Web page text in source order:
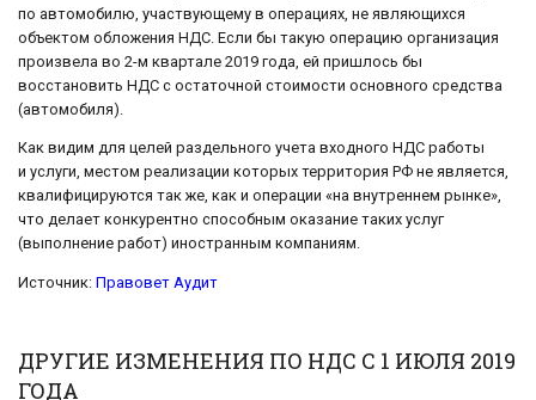
по автомобилю, участвующему в операциях, не являющихся
объектом обложения НДС. Если бы такую операцию организация
произвела во 2-м квартале 2019 года, ей пришлось бы
восстановить НДС с остаточной стоимости основного средства
(автомобиля).
Как видим для целей раздельного учета входного НДС работы
и услуги, местом реализации которых территория РФ не является,
квалифицируются так же, как и операции «на внутреннем рынке»,
что делает конкурентно способным оказание таких услуг
(выполнение работ) иностранным компаниям.
Источник: Правовет Аудит
ДРУГИЕ ИЗМЕНЕНИЯ ПО НДС С 1 ИЮЛЯ 2019
ГОДА